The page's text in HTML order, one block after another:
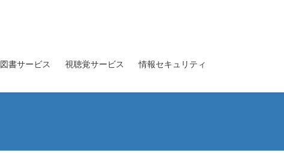
図書サービス 視聴覚サービス 情報セキュリティ